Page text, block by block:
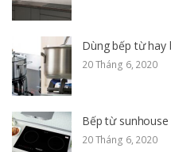
Dùng bếp từ hay
20 Tháng 6, 2020
Bếp từ
20 Tháng 6, 2020